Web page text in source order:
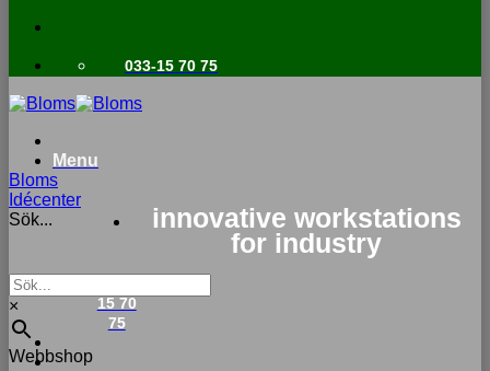
033-15 70 75
Menu
innovative workstations
for industry
15 70
75
Bloms
Idécenter
Sök...
×
Webbshop